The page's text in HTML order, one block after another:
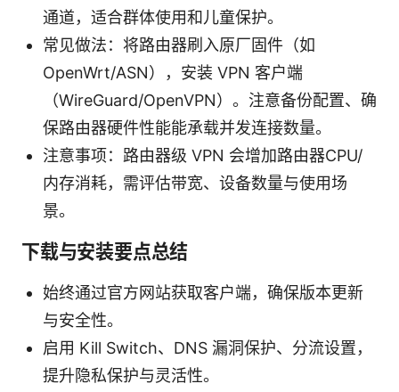
通道，适合群体使用和儿童保护。
常见做法：将路由器刷入原厂固件（如
OpenWrt/ASN），安装 VPN 客户端
（WireGuard/OpenVPN）。注意备份配置、确
保路由器硬件性能能承载并发连接数量。
注意事项：路由器级 VPN 会增加路由器CPU/
内存消耗，需评估带宽、设备数量与使用场
景。
下载与安装要点总结
始终通过官方网站获取客户端，确保版本更新
与安全性。
启用 Kill Switch、DNS 漏洞保护、分流设置，
提升隐私保护与灵活性。